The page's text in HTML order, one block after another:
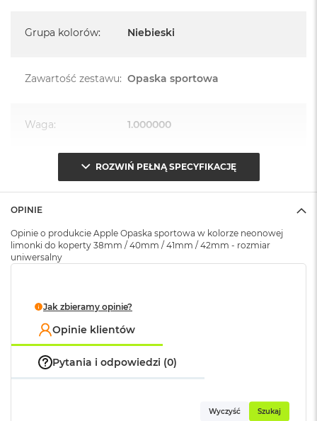
i
c
B
i
2
M
o
o
k
i
r
Grupa kolorów: Niebieski
Zawartość zestawu: Opaska sportowa
Waga: 1.000000
Znak zgodności: CE
Opakowanie
(pudełko) :
ROZWIŃ PEŁNĄ SPECYFIKACJĘ
OPINIE
Opinie o produkcie Apple Opaska sportowa w kolorze neonowej
limonki do koperty 38mm / 40mm / 41mm / 42mm - rozmiar
uniwersalny
Jak zbieramy opinie?
Opinie klientów
Pytania i odpowiedzi (0)
Wyczyść Szukaj